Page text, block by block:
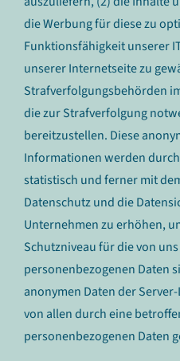
die Werbung für diese zu
Funktionsfähigkeit unserer
unserer Internetseite zu
Strafverfolgungsbehörden
die zur Strafverfolgung
bereitzustellen. Diese
Informationen werden
statistisch und ferner mit
Datenschutz und die
Unternehmen zu erhöhen,
Schutzniveau für die von
personenbezogenen Daten
anonymen Daten der
von allen durch eine
personenbezogenen Daten